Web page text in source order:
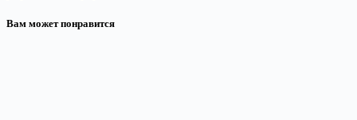
Вам может понравится